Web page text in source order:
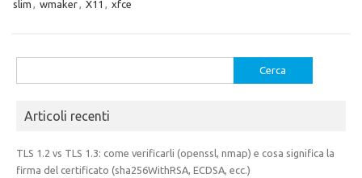
slim , wmaker, X11 , xfce
per:
Articoli recenti
TLS 1.2 vs TLS 1.3: come verificarli (openssl, nmap) e cosa significa la
firma del certificato (sha256WithRSA, ECDSA, ecc.)